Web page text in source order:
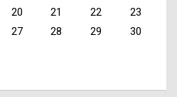
20 21 22
23
27 28 29
30